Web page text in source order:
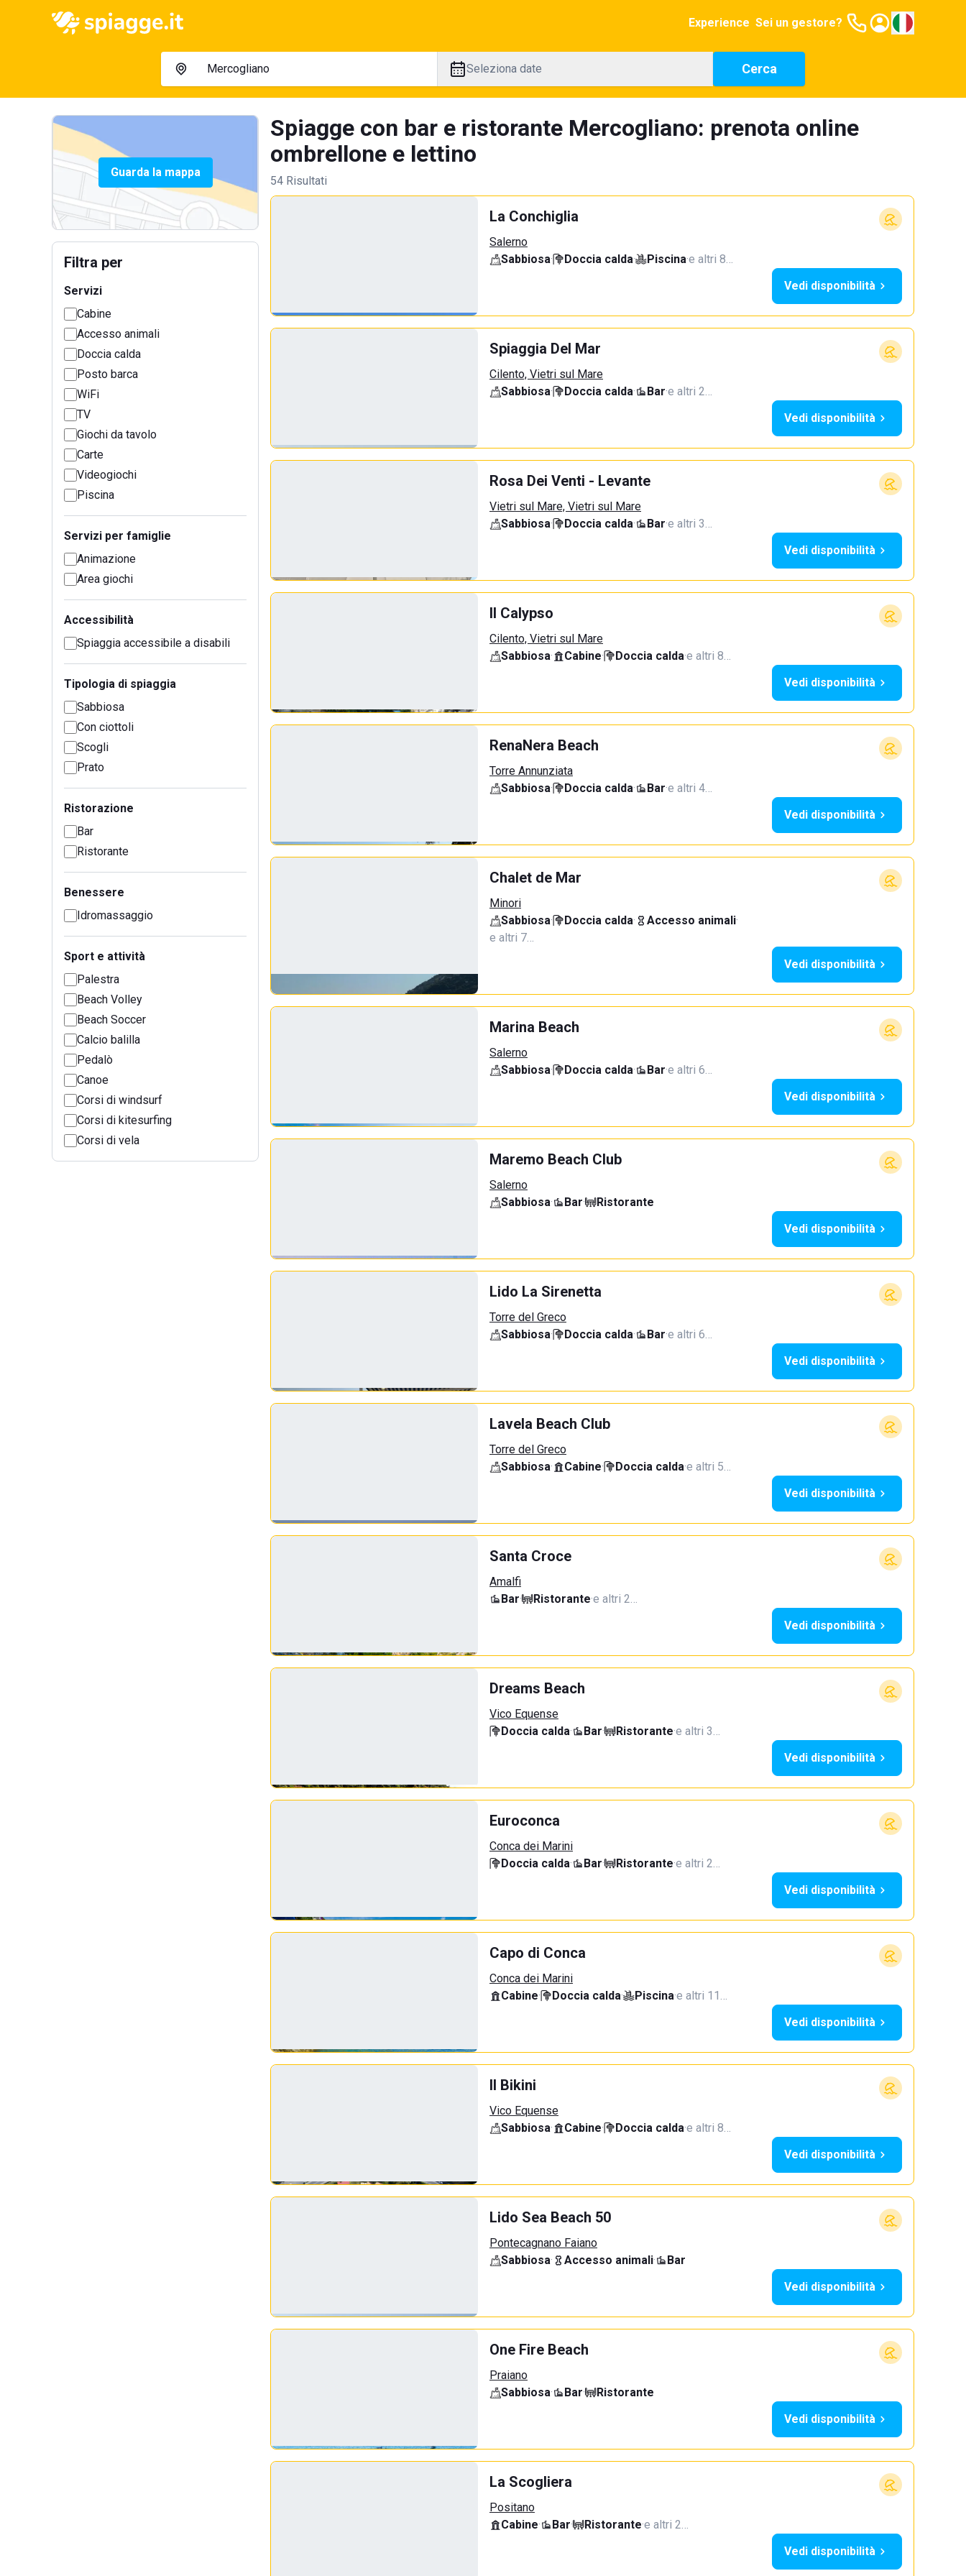
Experience Sei un gestore?
Seleziona date Cerca
Guarda la mappa
Filtra per
Servizi
Cabine
Accesso animali
Doccia calda
Posto barca
WiFi
TV
Giochi da tavolo
Carte
Videogiochi
Piscina
Servizi per famiglie
Animazione
Area giochi
Accessibilità
Spiaggia accessibile a disabili
Tipologia di spiaggia
Sabbiosa
Con ciottoli
Scogli
Prato
Ristorazione
Bar
Ristorante
Benessere
Idromassaggio
Sport e attività
Palestra
Beach Volley
Beach Soccer
Calcio balilla
Pedalò
Canoe
Corsi di windsurf
Corsi di kitesurfing
Corsi di vela
Spiagge con bar e ristorante Mercogliano: prenota online
ombrellone e lettino
54 Risultati
La Conchiglia
Salerno
Sabbiosa· Doccia calda· Piscina·e altri 8…
Vedi disponibilità
Spiaggia Del Mar
Cilento, Vietri sul Mare
Sabbiosa· Doccia calda· Bar·e altri 2…
Vedi disponibilità
Rosa Dei Venti - Levante
Vietri sul Mare, Vietri sul Mare
Sabbiosa· Doccia calda· Bar·e altri 3…
Vedi disponibilità
Il Calypso
Cilento, Vietri sul Mare
Sabbiosa· Cabine· Doccia calda·e altri 8…
Vedi disponibilità
RenaNera Beach
Torre Annunziata
Sabbiosa· Doccia calda· Bar·e altri 4…
Vedi disponibilità
Chalet de Mar
Minori
Sabbiosa· Doccia calda· Accesso animali·
e altri 7…
Vedi disponibilità
Marina Beach
Salerno
Sabbiosa· Doccia calda· Bar·e altri 6…
Vedi disponibilità
Maremo Beach Club
Salerno
Sabbiosa· Bar·
Ristorante
Vedi disponibilità
Lido La Sirenetta
Torre del Greco
Sabbiosa· Doccia calda· Bar·e altri 6…
Vedi disponibilità
Lavela Beach Club
Torre del Greco
Sabbiosa· Cabine· Doccia calda·e altri 5…
Vedi disponibilità
Santa Croce
Amalfi
Bar· Ristorante·e altri 2…
Vedi disponibilità
Dreams Beach
Vico Equense
Doccia calda· Bar· Ristorante·e altri 3…
Vedi disponibilità
Euroconca
Conca dei Marini
Doccia calda· Bar· Ristorante·e altri 2…
Vedi disponibilità
Capo di Conca
Conca dei Marini
Cabine· Doccia calda· Piscina·e altri 11…
Vedi disponibilità
Il Bikini
Vico Equense
Sabbiosa· Cabine· Doccia calda·e altri 8…
Vedi disponibilità
Lido Sea Beach 50
Pontecagnano Faiano
Sabbiosa· Accesso animali·
Bar
Vedi disponibilità
One Fire Beach
Praiano
Sabbiosa· Bar·
Ristorante
Vedi disponibilità
La Scogliera
Positano
Cabine· Bar· Ristorante·e altri 2…
Vedi disponibilità